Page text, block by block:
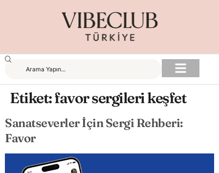
Etiket:favor sergileri keşfet
Sanatseverler İçin Sergi Rehberi:
Favor